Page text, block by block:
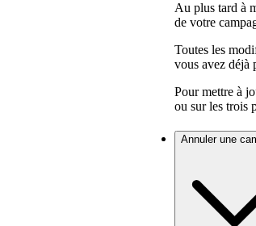
Au plus tard à
de votre
Toutes les
vous avez déjà
Pour mettre à
ou sur les trois
Annuler une